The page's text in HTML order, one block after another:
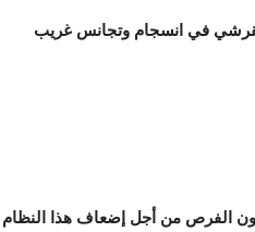
القرشي في انسجام وتجانس غريب
الفرص من أجل إضعاف هذا النظام